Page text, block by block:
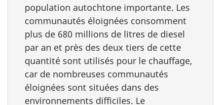
population autochtone importante. Les
communautés éloignées consomment
plus de 680 millions de litres de diesel
par an et près des deux tiers de cette
quantité sont utilisés pour le chauffage,
car de nombreuses communautés
éloignées sont situées dans des
environnements difficiles. Le